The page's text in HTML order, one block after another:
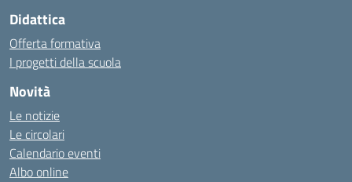
Didattica
Offerta formativa
I progetti della scuola
Novità
Le notizie
Le circolari
Calendario eventi
Albo online